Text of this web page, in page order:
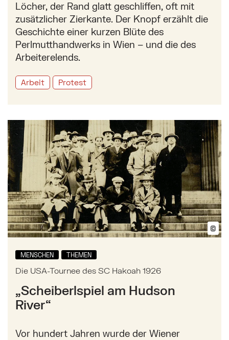
Löcher, der Rand glatt geschliffen, oft mit
zusätzlicher Zierkante. Der Knopf erzählt die
Geschichte einer kurzen Blüte des
Perlmutthandwerks in Wien – und die des
Arbeiterelends.
Arbeit Protest
©
MENSCHEN THEMEN
Die USA-Tournee des SC Hakoah 1926
„Scheiberlspiel am Hudson
River“
Vor hundert Jahren wurde der Wiener
Mehr zu: Die USA-Tournee des SC Hakoah 1926